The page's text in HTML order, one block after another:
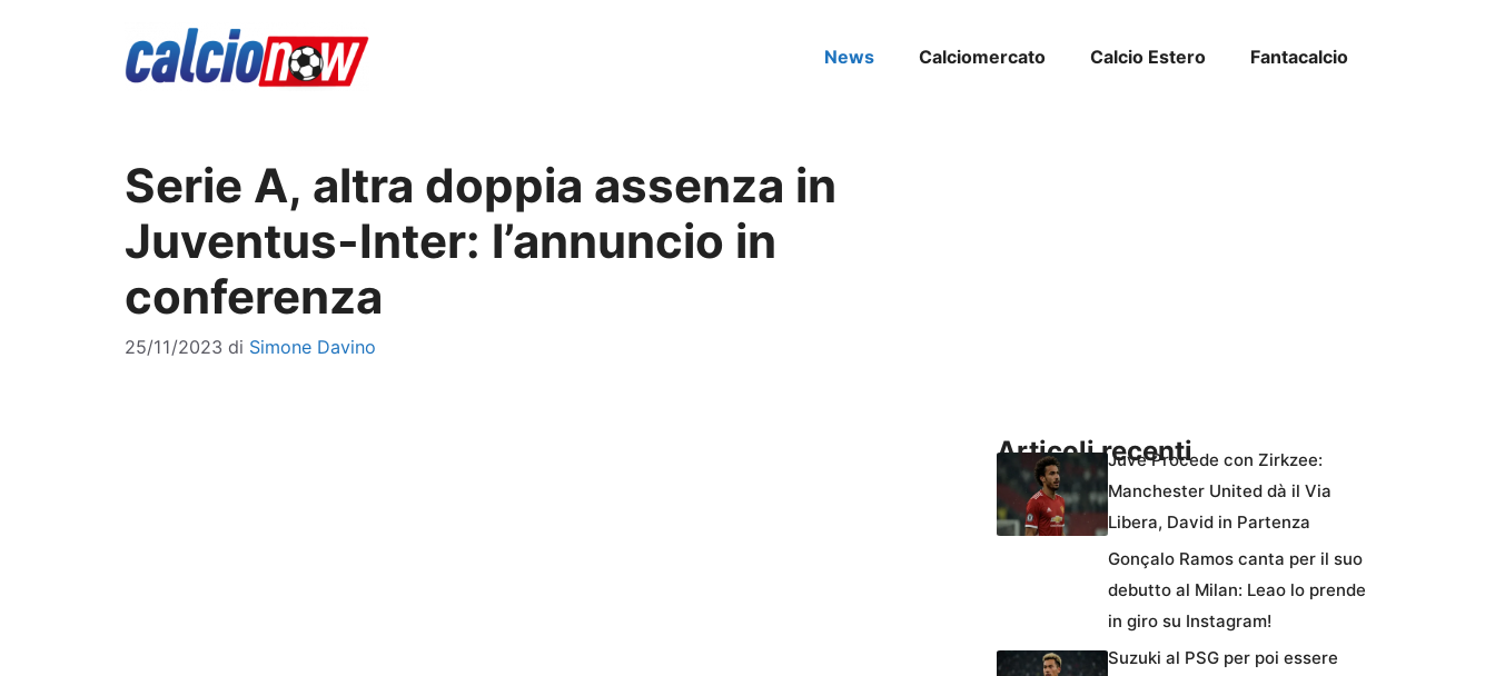
News Calciomercato Calcio Estero Fantacalcio
Serie A, altra doppia assenza in
Juventus-Inter: l’annuncio in
conferenza
25/11/2023 di Simone Davino
Articoli recentiJuve Procede con Zirkzee:
Manchester United dà il Via
Libera, David in Partenza
Gonçalo Ramos canta per il suo
debutto al Milan: Leao lo prende
in giro su Instagram!
Suzuki al PSG per poi essere